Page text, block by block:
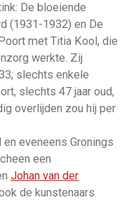
De bloeiende
(1931-1932) en De
met Titia Kool, die
werkte. Zij
slechts enkele
slechts 47 jaar oud,
overlijden zou hij per
eveneens Gronings
een
Johan van der
de kunstenaars